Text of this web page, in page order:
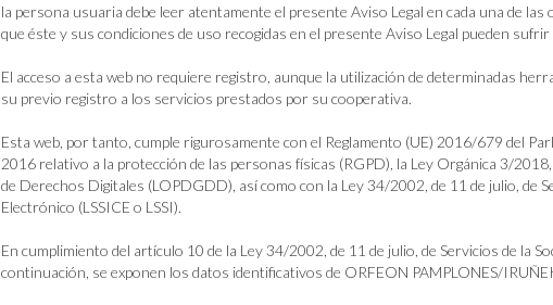
la persona usuaria debe leer atentamente el presente Aviso Legal en cada una de
que éste y sus condiciones de uso recogidas en el presente Aviso Legal pueden
El acceso a esta web no requiere registro, aunque la utilización de determinadas
su previo registro a los servicios prestados por su cooperativa.
Esta web, por tanto, cumple rigurosamente con el Reglamento (UE) 2016/679 del
2016 relativo a la protección de las personas físicas (RGPD), la Ley Orgánica 3/
de Derechos Digitales (LOPDGDD), así como con la Ley 34/2002, de 11 de julio, de
Electrónico (LSSICE o LSSI).
En cumplimiento del artículo 10 de la Ley 34/2002, de 11 de julio, de Servicios de la
continuación, se exponen los datos identificativos de ORFEON PAMPLONES/